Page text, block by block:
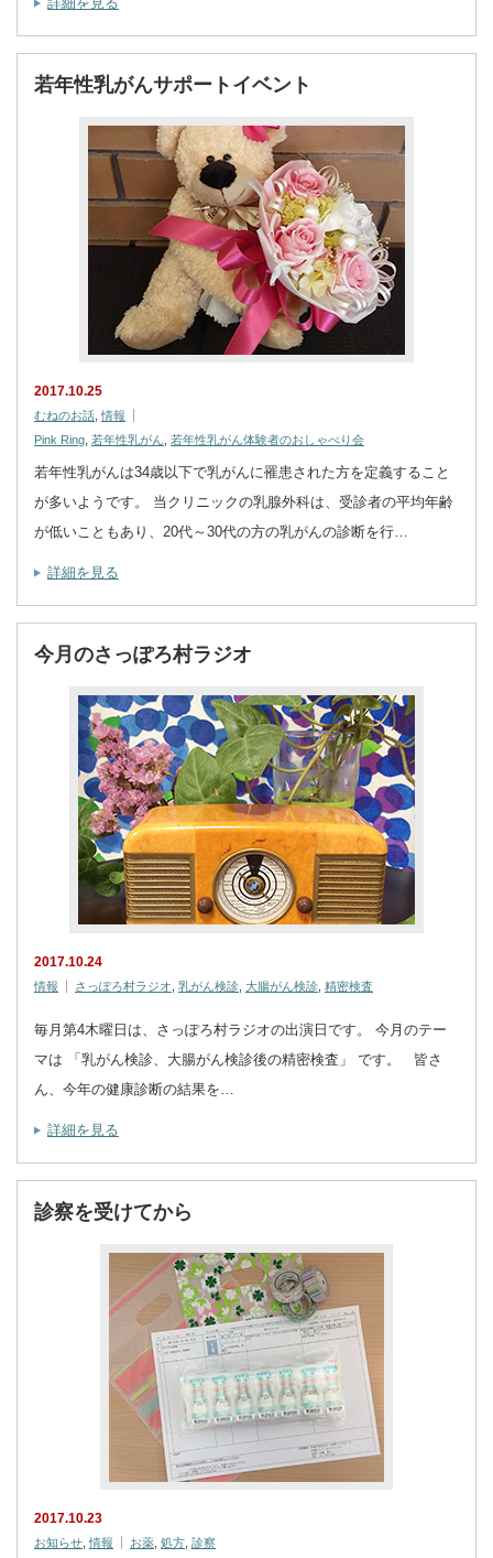
若年性乳がんサポートイベント
2017.10.25
むねのお話,情報
Pink Ring, 若年性乳がん, 若年性乳がん体験者のおしゃべり会
若年性乳がんは34歳以下で乳がんに罹患された方を定義すること
が多いようです。 当クリニックの乳腺外科は、受診者の平均年齢
が低いこともあり、20代～30代の方の乳がんの診断を行…
詳細を見る
今月のさっぽろ村ラジオ
2017.10.24
情報 さっぽろ村ラジオ 乳がん検診 大腸がん検診 精密検査
毎月第4木曜日は、さっぽろ村ラジオの出演日です。 今月のテー
マは 「乳がん検診、大腸がん検診後の精密検査」 です。 皆さ
ん、今年の健康診断の結果を…
詳細を見る
診察を受けてから
2017.10.23
お知らせ ,情報 お薬 処方 診察